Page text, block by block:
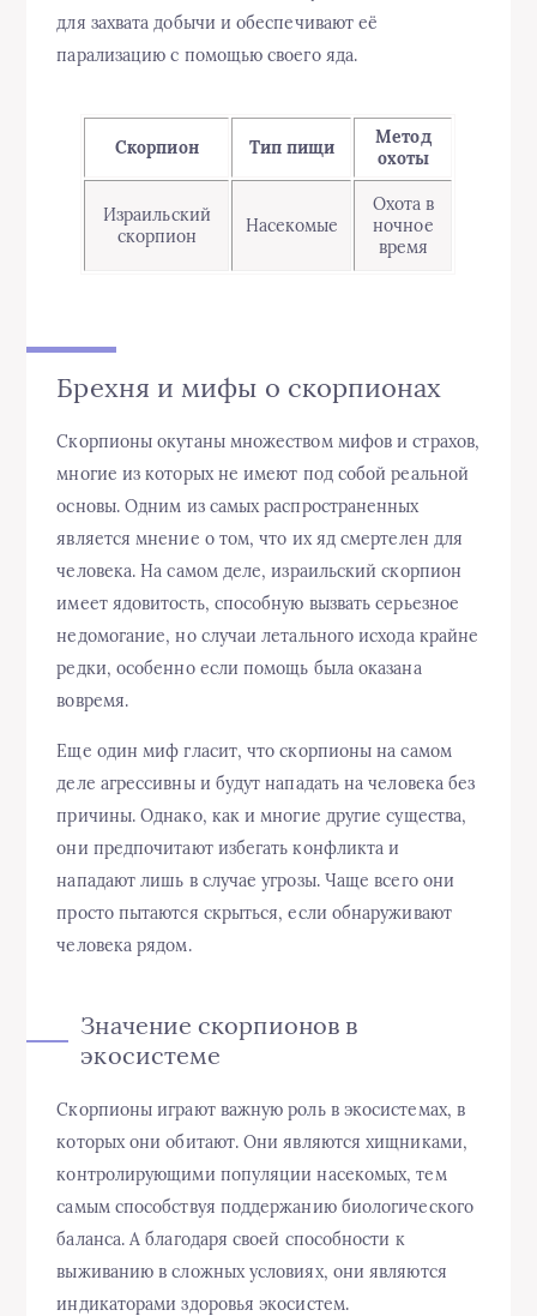
для захвата добычи и обеспечивают её
парализацию с помощью своего яда.
Скорпион Тип пищи
Метод
охоты
Израильский
скорпион
Насекомые
Охота в
ночное
время
Брехня и мифы о скорпионах
Скорпионы окутаны множеством мифов и страхов,
многие из которых не имеют под собой реальной
основы. Одним из самых распространенных
является мнение о том, что их яд смертелен для
человека. На самом деле, израильский скорпион
имеет ядовитость, способную вызвать серьезное
недомогание, но случаи летального исхода крайне
редки, особенно если помощь была оказана
вовремя.
Еще один миф гласит, что скорпионы на самом
деле агрессивны и будут нападать на человека без
причины. Однако, как и многие другие существа,
они предпочитают избегать конфликта и
нападают лишь в случае угрозы. Чаще всего они
просто пытаются скрыться, если обнаруживают
человека рядом.
Значение скорпионов в
экосистеме
Скорпионы играют важную роль в экосистемах, в
которых они обитают. Они являются хищниками,
контролирующими популяции насекомых, тем
самым способствуя поддержанию биологического
баланса. А благодаря своей способности к
выживанию в сложных условиях, они являются
индикаторами здоровья экосистем.